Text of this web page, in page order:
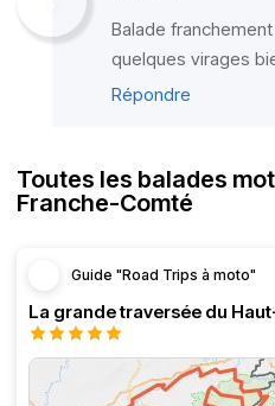
Balade
quelques virages
Répondre
Toutes les balades
Franche-Comté
Guide "Road Trips à moto"
La grande traversée du